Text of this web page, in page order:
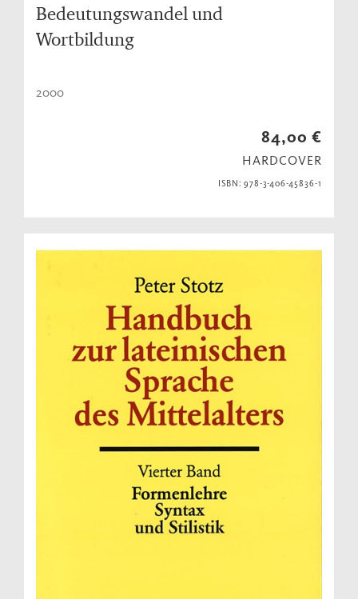
Bedeutungswandel und
Wortbildung
2000
84,00 €
HARDCOVER
ISBN: 978-3-406-45836-1